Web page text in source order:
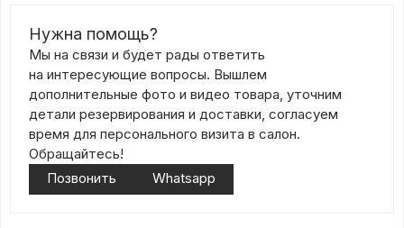
Нужна помощь?
Мы на связи и будет рады ответить
на интересующие вопросы. Вышлем
дополнительные фото и видео товара, уточним
детали резервирования и доставки, согласуем
время для персонального визита в салон.
Обращайтесь!
Позвонить
Whatsapp